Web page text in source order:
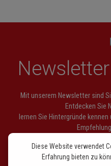
Mit unserem Newsletter sind
Entdecken Sie
lernen Sie Hintergründe
Diese Website verwendet
Erfahrung bieten zu